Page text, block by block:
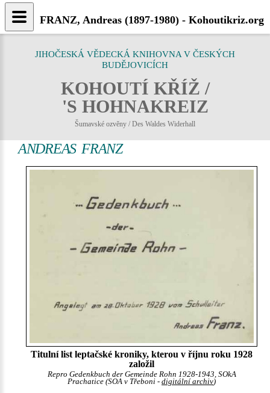
JIHOČESKÁ VĚDECKÁ KNIHOVNA V ČESKÝCH
BUDĚJOVICÍCH
KOHOUTÍ KŘÍŽ /
'S HOHNAKREIZ
Šumavské ozvěny / Des Waldes Widerhall
ANDREAS FRANZ
Titulní list leptačské kroniky, kterou v říjnu roku 1928
založil
Repro Gedenkbuch der Gemeinde Rohn 1928-1943, SOkA
Prachatice (SOA v Třeboni - digitální archiv)
FRANZ, Andreas (1897-1980) - Kohoutikriz.org